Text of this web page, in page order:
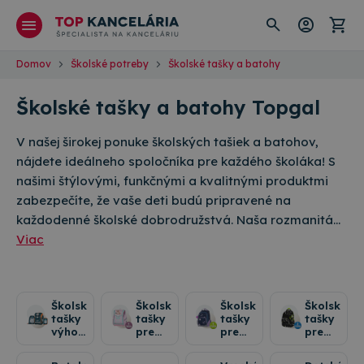
Domov Školské potreby Školské tašky a batohy
Školské tašky a batohy Topgal
V našej širokej ponuke školských tašiek a batohov,
nájdete ideálneho spoločníka pre každého školáka! S
našimi štýlovými, funkčnými a kvalitnými produktmi
zabezpečíte, že vaše deti budú pripravené na
každodenné školské dobrodružstvá. Naša rozmanitá…
Viac
Školské
tašky
výhodné
Školské
tašky
pre
Školské
tašky
pre
Školské
tašky
pre